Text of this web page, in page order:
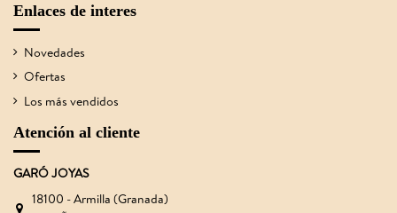
Enlaces de interes
Novedades
Ofertas
Los más vendidos
Atención al cliente
GARÓ JOYAS
18100 - Armilla (Granada)